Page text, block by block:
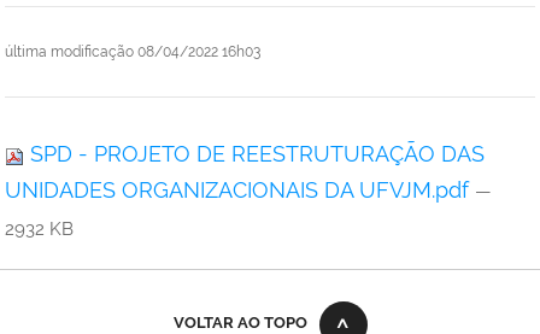
última modificação 08/04/2022 16h03
SPD - PROJETO DE REESTRUTURAÇÃO DAS
UNIDADES ORGANIZACIONAIS DA UFVJM.pdf —
2932 KB
VOLTAR AO TOPO